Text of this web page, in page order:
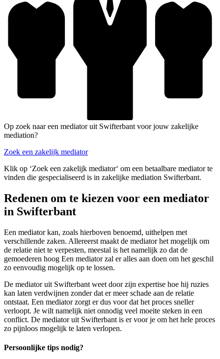
Op zoek naar een mediator uit Swifterbant voor jouw zakelijke
mediation?
Zoek een zakelijk mediator
Klik op ‘Zoek een zakelijk mediator‘ om een betaalbare mediator te
vinden die gespecialiseerd is in zakelijke mediation Swifterbant.
Redenen om te kiezen voor een mediator
in Swifterbant
Een mediator kan, zoals hierboven benoemd, uithelpen met
verschillende zaken. Allereerst maakt de mediator het mogelijk om
de relatie niet te verpesten, meestal is het namelijk zo dat de
gemoederen hoog Een mediator zal er alles aan doen om het geschil
zo eenvoudig mogelijk op te lossen.
De mediator uit Swifterbant weet door zijn expertise hoe hij ruzies
kan laten verdwijnen zonder dat er meer schade aan de relatie
ontstaat. Een mediator zorgt er dus voor dat het proces sneller
verloopt. Je wilt namelijk niet onnodig veel moeite steken in een
conflict. De mediator uit Swifterbant is er voor je om het hele proces
zo pijnloos mogelijk te laten verlopen.
Persoonlijke tips nodig?